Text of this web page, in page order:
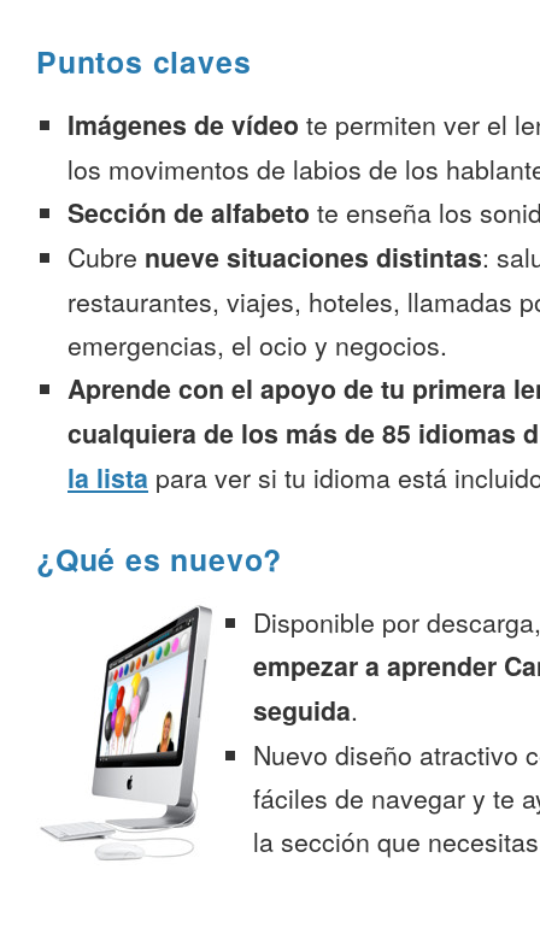
Puntos claves
Imágenes de vídeo te permiten ver el
los movimentos de labios de los
Sección de alfabeto te enseña los
Cubre nueve situaciones distintas:
restaurantes, viajes, hoteles, llamadas
emergencias, el ocio y negocios.
Aprende con el apoyo de tu primera
cualquiera de los más de 85 idiomas
la lista para ver si tu idioma está
¿Qué es nuevo?
Disponible por
empezar a aprender
seguida.
Nuevo diseño atractivo
fáciles de navegar y te
la sección que